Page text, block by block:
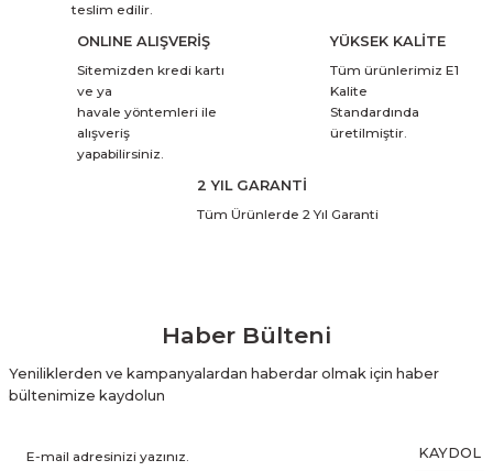
teslim edilir.
ONLINE ALIŞVERİŞ
Sitemizden kredi kartı
ve ya
havale yöntemleri ile
alışveriş
yapabilirsiniz.
YÜKSEK KALİTE
Tüm ürünlerimiz E1
Kalite
Standardında
üretilmiştir.
2 YIL GARANTİ
Tüm Ürünlerde 2 Yıl Garanti
Haber Bülteni
Yeniliklerden ve kampanyalardan haberdar olmak için haber
bültenimize kaydolun
KAYDOL